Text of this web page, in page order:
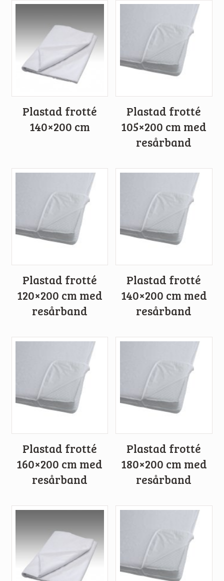
Plastad frotté
140×200 cm
Plastad frotté
105×200 cm med
resårband
Plastad frotté
120×200 cm med
resårband
Plastad frotté
140×200 cm med
resårband
Plastad frotté
160×200 cm med
resårband
Plastad frotté
180×200 cm med
resårband